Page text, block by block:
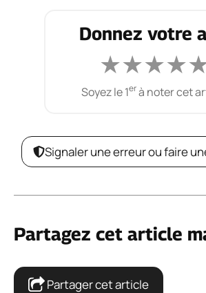
Donnez votre
★★★★
Soyez le 1erà noter cet
Signaler une erreur ou faire
Partagez cet article
Partager cet article